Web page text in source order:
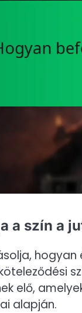
a szín a
elő,
alapján.